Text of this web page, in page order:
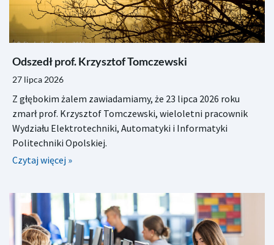
Odszedł prof. Krzysztof Tomczewski
27 lipca 2026
Z głębokim żalem zawiadamiamy, że 23 lipca 2026 roku
zmarł prof. Krzysztof Tomczewski, wieloletni pracownik
Wydziału Elektrotechniki, Automatyki i Informatyki
Politechniki Opolskiej.
Czytaj więcej »